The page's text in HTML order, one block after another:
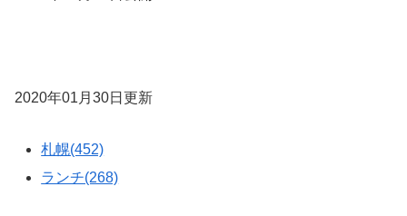
2020年01月30日更新
札幌(452)
ランチ(268)